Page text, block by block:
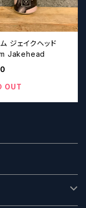
ム ジェイクヘッド
Jakehead
OUT